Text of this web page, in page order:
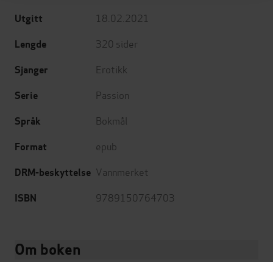
Utgitt 18.02.2021
Lengde 320 sider
Sjanger Erotikk
Serie Passion
Språk Bokmål
Format epub
DRM-beskyttelse Vannmerket
ISBN 9789150764703
Om boken